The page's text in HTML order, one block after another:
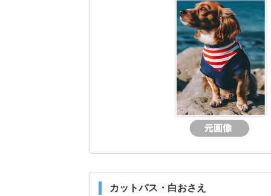
カットパス・白おさえ